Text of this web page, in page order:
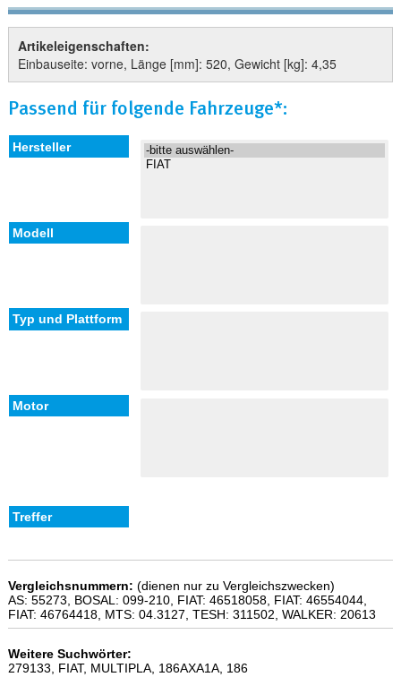
Artikeleigenschaften:
Einbauseite: vorne, Länge [mm]: 520, Gewicht [kg]: 4,35
Passend für folgende Fahrzeuge*:
Vergleichsnummern: (dienen nur zu Vergleichszwecken)
AS: 55273, BOSAL: 099-210, FIAT: 46518058, FIAT: 46554044,
FIAT: 46764418, MTS: 04.3127, TESH: 311502, WALKER: 20613
Weitere Suchwörter:
279133, FIAT, MULTIPLA, 186AXA1A, 186